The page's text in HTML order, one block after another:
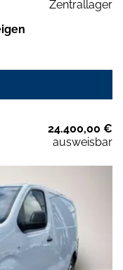
Zentrallager
24.400,00 €
ausweisbar